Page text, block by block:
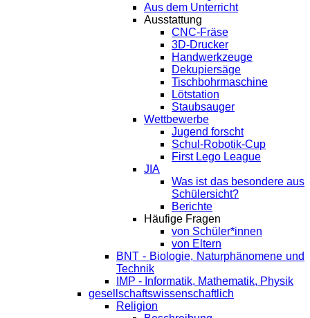
Aus dem Unterricht
Ausstattung
CNC-Fräse
3D-Drucker
Handwerkzeuge
Dekupiersäge
Tischbohrmaschine
Lötstation
Staubsauger
Wettbewerbe
Jugend forscht
Schul-Robotik-Cup
First Lego League
JIA
Was ist das besondere aus
Schülersicht?
Berichte
Häufige Fragen
von Schüler*innen
von Eltern
BNT - Biologie, Naturphänomene und
Technik
IMP - Informatik, Mathematik, Physik
gesellschaftswissenschaftlich
Religion